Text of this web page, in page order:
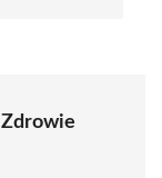
Zdrowie